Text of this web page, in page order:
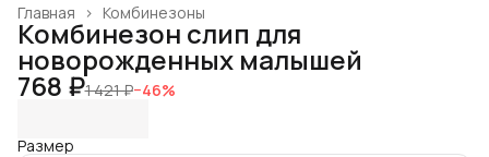
Комбинезоны
Главная ›
Комбинезон слип для
новорожденных малышей
768 ₽1 421 ₽−46%
Размер